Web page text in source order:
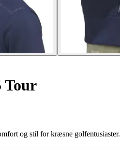
Tour
og stil for kræsne golfentusiaster.